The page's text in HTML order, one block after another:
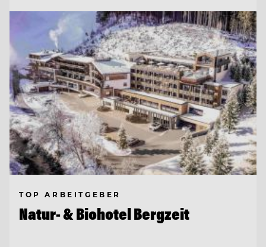
TOP ARBEITGEBER
Natur- & Biohotel Bergzeit